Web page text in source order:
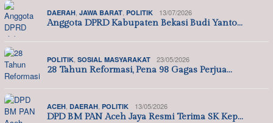
DAERAH, JAWA BARAT, POLITIK 13/07/2026
Anggota DPRD Kabupaten Bekasi Budi Yanto…
POLITIK, SOSIAL MASYARAKAT 23/05/2026
28 Tahun Reformasi, Pena 98 Gagas Perjua…
ACEH, DAERAH, POLITIK 13/05/2026
DPD BM PAN Aceh Jaya Resmi Terima SK Kep…